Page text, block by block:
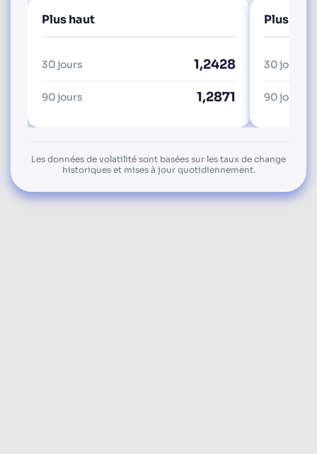
Plus haut
30 jours 1,2428
90 jours 1,2871
Plus bas
30 jours
90 jours
Les données de volatilité sont basées sur les taux de change
historiques et mises à jour quotidiennement.